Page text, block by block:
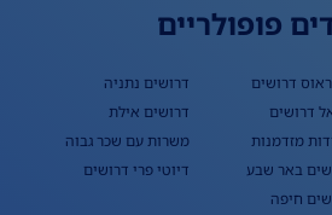
פופולריים
דרושים
דרושים
מזדמנות
באר שבע
חיפה
דרושים נתניה
דרושים אילת
משרות עם שכר גבוה
דיוטי פרי דרושים